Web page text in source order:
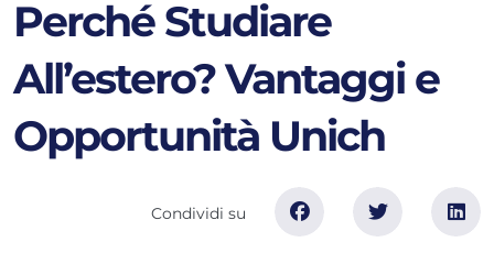
Perché Studiare
All’estero? Vantaggi e
Opportunità Unich